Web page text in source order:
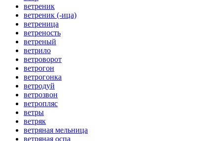
ветреник
ветреник (-ица)
ветреница
ветреность
ветреный
ветрило
ветроворот
ветрогон
ветрогонка
ветродуй
ветрозвон
ветропляс
ветры
ветряк
ветряная мельница
ветряная оспа